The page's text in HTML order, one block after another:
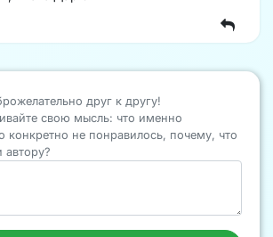
друг к другу!
свою мысль: что именно
конкретно не понравилось, почему, что
автору?